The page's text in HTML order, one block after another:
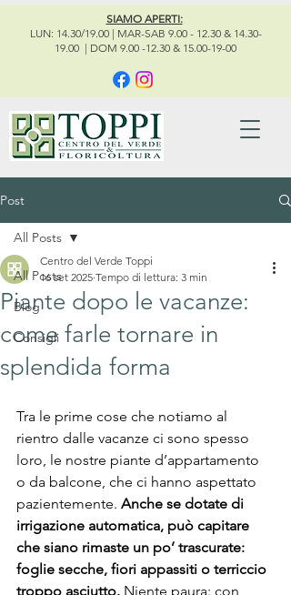
SIAMO APERTI:
LUN: 14.30/19.00 | MAR-SAB 9.00 - 12.30 & 14.30-
19.00 | DOM 9.00 -12.30 & 15.00-19-00
Post
All Posts
Blog
Consigli
All Posts
Piante dopo le vacanze:
come farle tornare in
splendida forma
Centro del Verde Toppi
16 set 2025 Tempo di lettura: 3 min
Tra le prime cose che notiamo al
rientro dalle vacanze ci sono spesso
loro, le nostre piante d’appartamento
o da balcone, che ci hanno aspettato
pazientemente. Anche se dotate di
irrigazione automatica, può capitare
che siano rimaste un po’ trascurate:
foglie secche, fiori appassiti o terriccio
troppo asciutto. Niente paura: con